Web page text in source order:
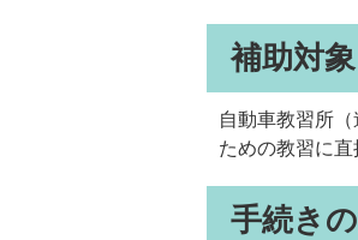
補助対
自動車教習所
ための教習に
手続き